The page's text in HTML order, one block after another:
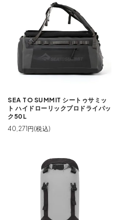
SEA TO SUMMIT シートゥサミッ
ト ハイドローリックプロドライパッ
ク50L
40,271円(税込)